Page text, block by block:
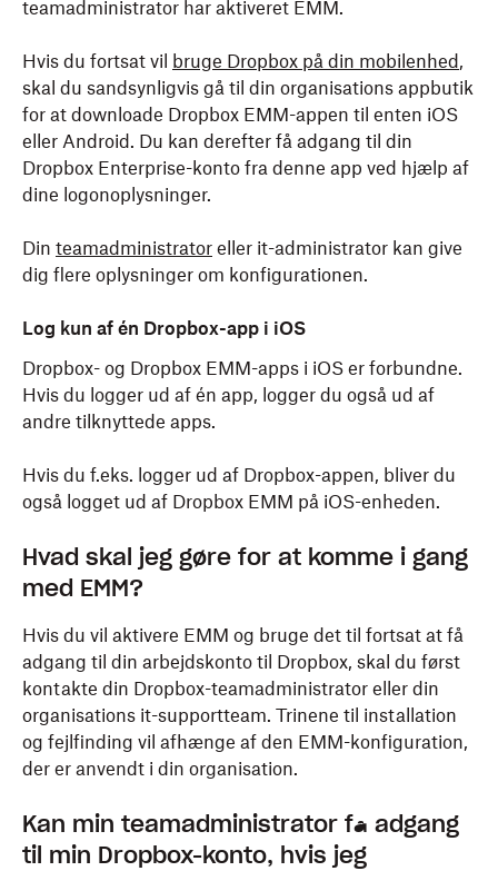
teamadministrator har aktiveret EMM.
Hvis du fortsat vil bruge Dropbox på din mobilenhed ,
skal du sandsynligvis gå til din organisations appbutik
for at downloade Dropbox EMM-appen til enten iOS
eller Android. Du kan derefter få adgang til din
Dropbox Enterprise-konto fra denne app ved hjælp af
dine logonoplysninger.
Din teamadministrator eller it-administrator kan give
dig flere oplysninger om konfigurationen.
Log kun af én Dropbox-app i iOS
Dropbox- og Dropbox EMM-apps i iOS er forbundne.
Hvis du logger ud af én app, logger du også ud af
andre tilknyttede apps.
Hvis du f.eks. logger ud af Dropbox-appen, bliver du
også logget ud af Dropbox EMM på iOS-enheden.
Hvad skal jeg gøre for at komme i gang
med EMM?
Hvis du vil aktivere EMM og bruge det til fortsat at få
adgang til din arbejdskonto til Dropbox, skal du først
kontakte din Dropbox-teamadministrator eller din
organisations it-supportteam. Trinene til installation
og fejlfinding vil afhænge af den EMM-konfiguration,
der er anvendt i din organisation.
Kan min teamadministrator få adgang
til min Dropbox-konto, hvis jeg